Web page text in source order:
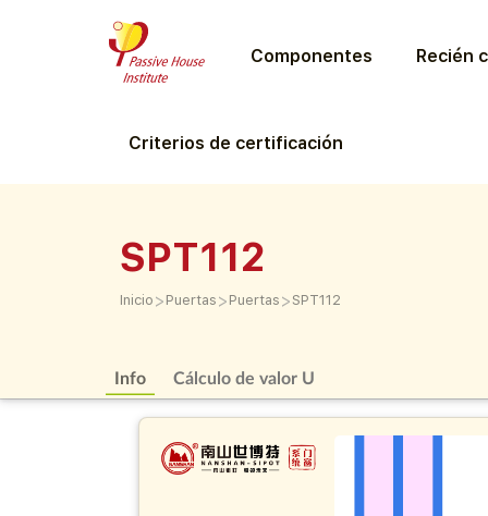
Componentes Recién
Criterios de certificación
SPT112
Inicio > Puertas > Puertas > SPT112
Info Cálculo de valor U